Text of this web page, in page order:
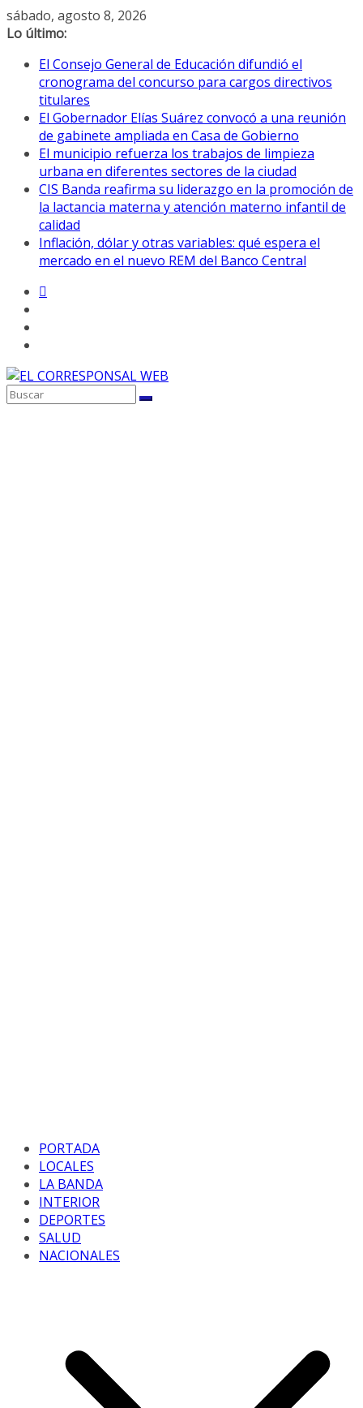
Saltar
al
sábado, agosto 8, 2026
Lo último:
El Consejo General de Educación difundió el
cronograma del concurso para cargos directivos
titulares
El Gobernador Elías Suárez convocó a una reunión
de gabinete ampliada en Casa de Gobierno
El municipio refuerza los trabajos de limpieza
urbana en diferentes sectores de la ciudad
CIS Banda reafirma su liderazgo en la promoción de
la lactancia materna y atención materno infantil de
calidad
Inflación, dólar y otras variables: qué espera el
mercado en el nuevo REM del Banco Central
PORTADA
LOCALES
LA BANDA
INTERIOR
DEPORTES
SALUD
NACIONALES